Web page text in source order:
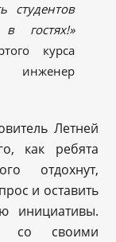
студентов
гостях!»
курса
инженер
Летней
как ребята
отдохнут,
и оставить
инициативы.
со своими